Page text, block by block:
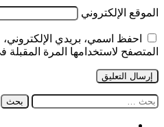
الموقع الإلكتروني
احفظ اسمي، بريدي الإلكتروني،
المتصفح لاستخدامها المرة المقبلة
البحث